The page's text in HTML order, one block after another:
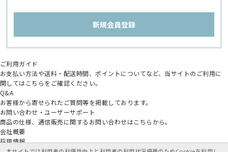
ご利用ガイド
お支払い方法や送料・配送時間、ポイントについてなど、当サイトのご利用に
関してはこちらをご確認ください。
Q&A
お客様から寄せられたご質問等を掲載しております。
お問い合わせ・ユーザーサポート
商品の仕様、通信販売に関するお問い合わせはこちらから。
会社概要
採用情報